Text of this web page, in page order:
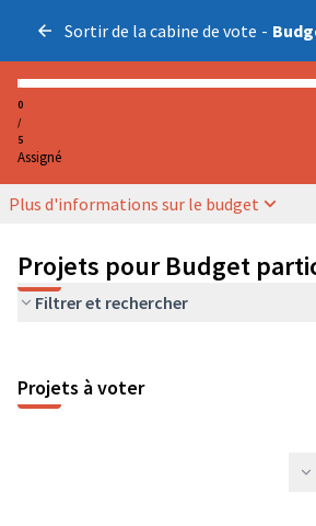
Sortir de la cabine de vote -
0
/
5
Assigné
Plus d'informations sur le budget
Projets pour Budget
Filtrer et rechercher
Projets à voter